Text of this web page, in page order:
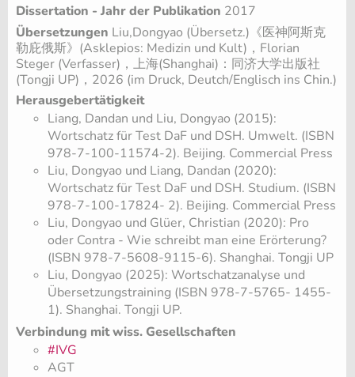
Dissertation - Jahr der Publikation 2017
Übersetzungen Liu,Dongyao (Übersetz.)《医神阿斯克
勒庇俄斯》(Asklepios: Medizin und Kult)，Florian
Steger (Verfasser)，上海(Shanghai)：同济大学出版社
(Tongji UP)，2026 (im Druck, Deutch/Englisch ins Chin.)
Herausgebertätigkeit
Liang, Dandan und Liu, Dongyao (2015):
Wortschatz für Test DaF und DSH. Umwelt. (ISBN
978-7-100-11574-2). Beijing. Commercial Press
Liu, Dongyao und Liang, Dandan (2020):
Wortschatz für Test DaF und DSH. Studium. (ISBN
978-7-100-17824- 2). Beijing. Commercial Press
Liu, Dongyao und Glüer, Christian (2020): Pro
oder Contra - Wie schreibt man eine Erörterung?
(ISBN 978-7-5608-9115-6). Shanghai. Tongji UP
Liu, Dongyao (2025): Wortschatzanalyse und
Übersetzungstraining (ISBN 978-7-5765- 1455-
1). Shanghai. Tongji UP.
Verbindung mit wiss. Gesellschaften
#IVG
AGT